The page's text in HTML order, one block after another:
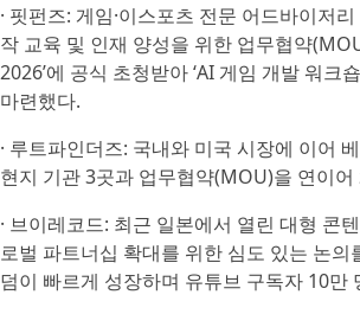
· 핏펀즈: 게임·이스포츠 전문 어드바이저
작 교육 및 인재 양성을 위한 업무협약
2026’에 공식 초청받아 ‘AI 게임 개발 워
마련했다.
· 루트파인더즈: 국내와 미국 시장에 이어
현지 기관 3곳과 업무협약(MOU)을 연이
· 브이레코드: 최근 일본에서 열린 대형 콘
로벌 파트너십 확대를 위한 심도 있는 논의
덤이 빠르게 성장하며 유튜브 구독자 10만